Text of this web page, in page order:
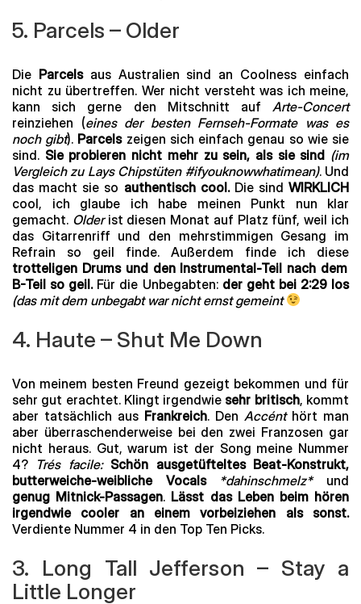
5. Parcels – Older
Die Parcelsaus Australien sind an Coolness einfach
nicht zu übertreffen. Wer nicht versteht was ich meine,
kann sich gerne den Mitschnitt auf Arte-Concert
reinziehen (eines der besten Fernseh-Formate was es
noch gibt). Parcelszeigen sich einfach genau so wie sie
sind. Sie probieren nicht mehr zu sein, als sie sind (im
Vergleich zu Lays Chipstüten #ifyouknowwhatimean). Und
das macht sie so authentisch cool.Die sind WIRKLICH
cool, ich glaube ich habe meinen Punkt nun klar
gemacht. Olderist diesen Monat auf Platz fünf, weil ich
das Gitarrenriff und den mehrstimmigen Gesang im
Refrain so geil finde. Außerdem finde ich diese
trotteligen Drums und den Instrumental-Teil nach dem
B-Teil so geil.Für die Unbegabten: der geht bei 2:29 los
(das mit dem unbegabt war nicht ernst gemeint
4. Haute – Shut Me Down
Von meinem besten Freund gezeigt bekommen und für
sehr gut erachtet. Klingt irgendwie sehr britisch, kommt
aber tatsächlich aus Frankreich. Den Accénthört man
aber überraschenderweise bei den zwei Franzosen gar
nicht heraus. Gut, warum ist der Song meine Nummer
4? Trés facile: Schön ausgetüfteltes Beat-Konstrukt,
butterweiche-weibliche Vocals
*dahinschmelz*und
genug Mitnick-Passagen. Lässt das Leben beim hören
irgendwie cooler an einem vorbeiziehen als sonst.
Verdiente Nummer 4 in den Top Ten Picks.
3. Long Tall Jefferson – Stay a
Little Longer